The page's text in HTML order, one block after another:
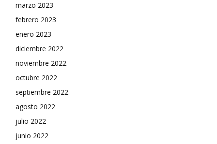
marzo 2023
febrero 2023
enero 2023
diciembre 2022
noviembre 2022
octubre 2022
septiembre 2022
agosto 2022
julio 2022
junio 2022